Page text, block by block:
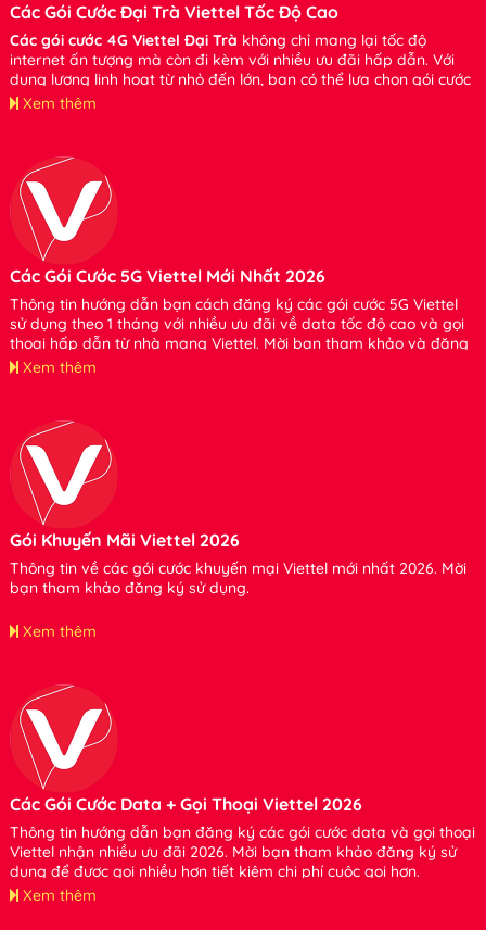
Các Gói Cước Đại Trà Viettel Tốc Độ Cao
Các gói cước 4G Viettel Đại Trà không chỉ mang lại tốc độ
internet ấn tượng mà còn đi kèm với nhiều ưu đãi hấp dẫn. Với
dung lượng linh hoạt từ nhỏ đến lớn, bạn có thể lựa chọn gói cước
phù hợp với nhu cầu của mình mà không cần lo lắng về việc tiêu
Xem thêm
Các Gói Cước 5G Viettel Mới Nhất 2026
Thông tin hướng dẫn bạn cách đăng ký các gói cước 5G Viettel
sử dụng theo 1 tháng với nhiều ưu đãi về data tốc độ cao và gọi
thoại hấp dẫn từ nhà mạng Viettel. Mời bạn tham khảo và đăng
ký sử dụng nhé
Xem thêm
Gói Khuyến Mãi Viettel 2026
Thông tin về các gói cước khuyến mại Viettel mới nhất 2026. Mời
bạn tham khảo đăng ký sử dụng.
Xem thêm
Các Gói Cước Data + Gọi Thoại Viettel 2026
Thông tin hướng dẫn bạn đăng ký các gói cước data và gọi thoại
Viettel nhận nhiều ưu đãi 2026. Mời bạn tham khảo đăng ký sử
dụng để được gọi nhiều hơn tiết kiệm chi phí cuộc gọi hơn.
Xem thêm